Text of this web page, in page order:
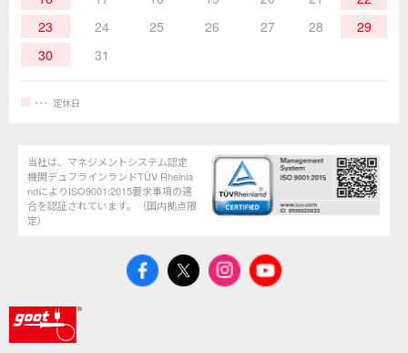
23
24 25 26 27 28
29
30
31
定休日
当社は、マネジメントシステム認定
機関デュフラインランドTÜV Rheinla
ndによりISO9001:2015要求事項の適
合を認証されています。（国内拠点限
定）